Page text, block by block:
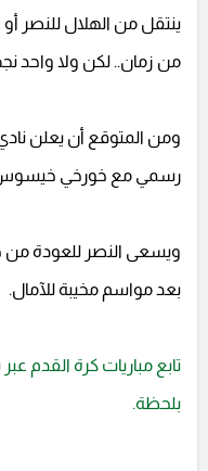
ينتقل من الهلال للنصر أو
من زمان.. لكن ولا واحد
ومن المتوقع أن يعلن
رسمي مع خورخي خيسوس
ويسعى النصر للعودة من
بعد مواسم مخيبة للآمال.
تابع مباريات كرة
بلحظة.